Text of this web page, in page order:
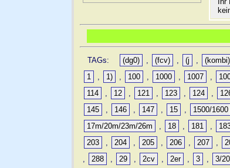
TAGs: (dg0) , (fcv) , (j , (kombi)
1
, 1) , 100 , 1000 , 1007 ,
114
, 12 , 121 , 123 , 124 ,
145
, 146 , 147 , 15 , 1500/1600
17m/20m/23m/26m
, 18 , 181 ,
203
, 204 , 205 , 206 , 207 ,
,
288 , 29 , 2cv , 2er , 3 , 3/20